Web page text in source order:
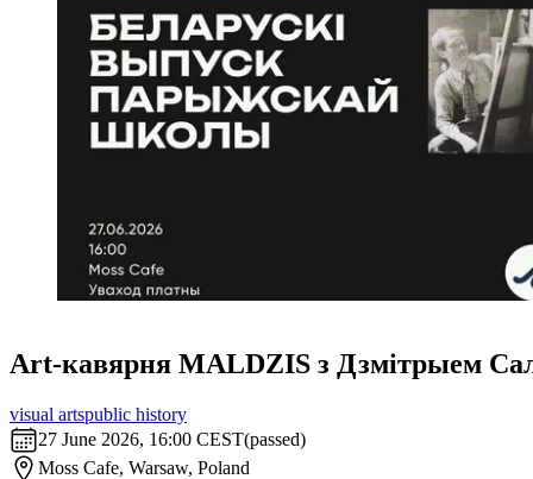
Art-кавярня MALDZIS з Дзмітрыем
visual artspublic history
27 June 2026, 16:00 CEST(passed)
Moss Cafe, Warsaw, Poland